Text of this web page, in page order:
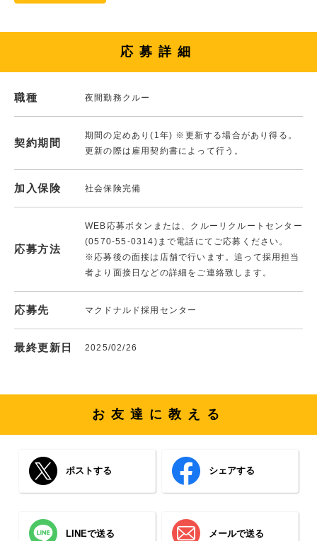
応募詳細
職種 夜間勤務クルー
契約期間
期間の定めあり(1年) ※更新する場合があり得る。
更新の際は雇用契約書によって行う。
加入保険 社会保険完備
応募方法
WEB応募ボタンまたは、クルーリクルートセンター
(0570-55-0314)まで電話にてご応募ください。
※応募後の面接は店舗で行います。追って採用担当
者より面接日などの詳細をご連絡致します。
応募先 マクドナルド採用センター
最終更新日 2025/02/26
お友達に教える
ポストする シェアする
LINEで送る メールで送る